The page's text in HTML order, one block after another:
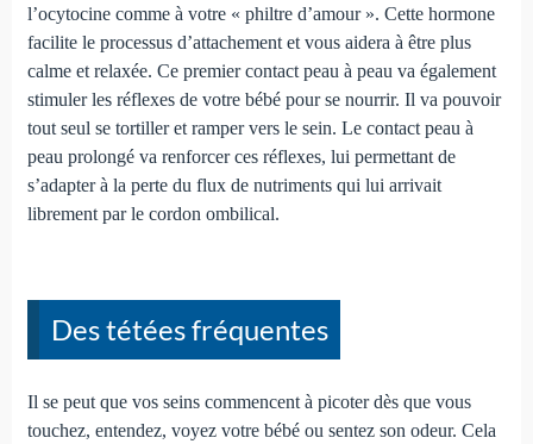
l’ocytocine comme à votre « philtre d’amour ». Cette hormone
facilite le processus d’attachement et vous aidera à être plus
calme et relaxée. Ce premier contact peau à peau va également
stimuler les réflexes de votre bébé pour se nourrir. Il va pouvoir
tout seul se tortiller et ramper vers le sein. Le contact peau à
peau prolongé va renforcer ces réflexes, lui permettant de
s’adapter à la perte du flux de nutriments qui lui arrivait
librement par le cordon ombilical.
Des tétées fréquentes
Il se peut que vos seins commencent à picoter dès que vous
touchez, entendez, voyez votre bébé ou sentez son odeur. Cela